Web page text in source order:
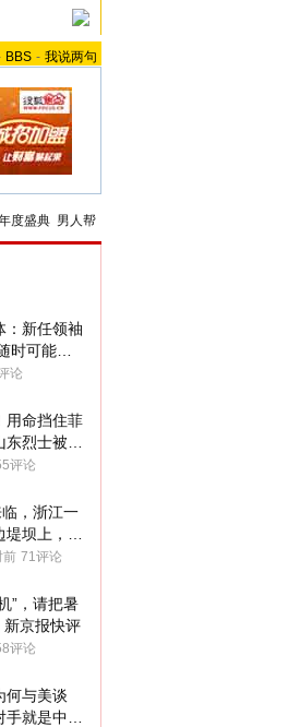
BBS - 我说两句
度盛典 男人帮
：新任领袖
时可能离
论
用命挡住菲
烈士被授
评论
临，浙江一
坝上，其
卷入海
前 71评论
”，请把暑
京报快评
评论
何与美谈
手就是中